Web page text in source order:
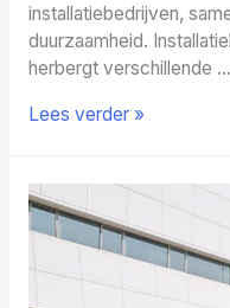
installatiebedrijven,
duurzaamheid.
herbergt verschillende …
Elektrotechniek
Lees verder »